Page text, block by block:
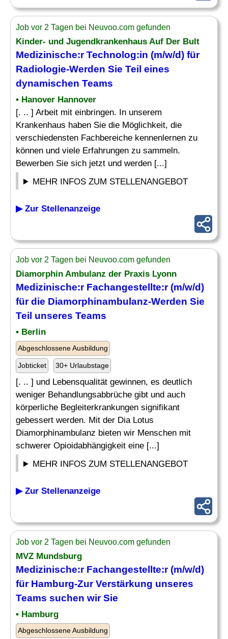
Job vor 2 Tagen bei Neuvoo.com gefunden
Kinder- und Jugendkrankenhaus Auf Der Bult
Medizinische:r Technolog:in (m/w/d) für
Radiologie-Werden Sie Teil eines
dynamischen Teams
• Hanover Hannover
[. .. ] Arbeit mit einbringen. In unserem
Krankenhaus haben Sie die Möglichkeit, die
verschiedensten Fachbereiche kennenlernen zu
können und viele Erfahrungen zu sammeln.
Bewerben Sie sich jetzt und werden [...]
MEHR INFOS ZUM STELLENANGEBOT
▶ Zur Stellenanzeige
Job vor 2 Tagen bei Neuvoo.com gefunden
Diamorphin Ambulanz der Praxis Lyonn
Medizinische:r Fachangestellte:r (m/w/d)
für die Diamorphinambulanz-Werden Sie
Teil unseres Teams
• Berlin
Abgeschlossene Ausbildung
Jobticket 30+ Urlaubstage
[. .. ] und Lebensqualität gewinnen, es deutlich
weniger Behandlungsabbrüche gibt und auch
körperliche Begleiterkrankungen signifikant
gebessert werden. Mit der Dia Lotus
Diamorphinambulanz bieten wir Menschen mit
schwerer Opioidabhängigkeit eine [...]
MEHR INFOS ZUM STELLENANGEBOT
▶ Zur Stellenanzeige
Job vor 2 Tagen bei Neuvoo.com gefunden
MVZ Mundsburg
Medizinische:r Fachangestellte:r (m/w/d)
für Hamburg-Zur Verstärkung unseres
Teams suchen wir Sie
• Hamburg
Abgeschlossene Ausbildung